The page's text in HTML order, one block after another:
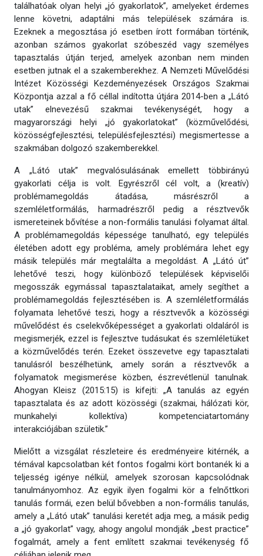
találhatóak olyan helyi „jó gyakorlatok”, amelyeket érdemes
lenne követni, adaptálni más települések számára is.
Ezeknek a megosztása jó esetben írott formában történik,
azonban számos gyakorlat szóbeszéd vagy személyes
tapasztalás útján terjed, amelyek azonban nem minden
esetben jutnak el a szakemberekhez. A Nemzeti Művelődési
Intézet Közösségi Kezdeményezések Országos Szakmai
Központja azzal a fő céllal indította útjára 2014-ben a „Látó
utak” elnevezésű szakmai tevékenységét, hogy a
magyarországi helyi „jó gyakorlatokat” (közművelődési,
közösségfejlesztési, településfejlesztési) megismertesse a
szakmában dolgozó szakemberekkel.
A „Látó utak” megvalósulásának emellett többirányú
gyakorlati célja is volt. Egyrészről cél volt, a (kreatív)
problémamegoldás átadása, másrészről a
szemléletformálás, harmadrészről pedig a résztvevők
ismereteinek bővítése a non-formális tanulási folyamat által.
A problémamegoldás képessége tanulható, egy település
életében adott egy probléma, amely problémára lehet egy
másik település már megtalálta a megoldást. A „Látó út”
lehetővé teszi, hogy különböző települések képviselői
megosszák egymással tapasztalataikat, amely segíthet a
problémamegoldás fejlesztésében is. A szemléletformálás
folyamata lehetővé teszi, hogy a résztvevők a közösségi
művelődést és cselekvőképességet a gyakorlati oldaláról is
megismerjék, ezzel is fejlesztve tudásukat és szemléletüket
a közművelődés terén. Ezeket összevetve egy tapasztalati
tanulásról beszélhetünk, amely során a résztvevők a
folyamatok megismerése közben, észrevétlenül tanulnak.
Ahogyan Kleisz (2015:15) is kifejti: „A tanulás az egyén
tapasztalata és az adott közösségi (szakmai, hálózati kör,
munkahelyi kollektíva) kompetenciatartomány
interakciójában születik.”
Mielőtt a vizsgálat részleteire és eredményeire kitérnék, a
témával kapcsolatban két fontos fogalmi kört bontanék ki a
teljesség igénye nélkül, amelyek szorosan kapcsolódnak
tanulmányomhoz. Az egyik ilyen fogalmi kör a felnőttkori
tanulás formái, ezen belül bővebben a non-formális tanulás,
amely a „Látó utak” tanulási keretét adja meg, a másik pedig
a „jó gyakorlat” vagy, ahogy angolul mondják „best practice”
fogalmát, amely a fent említett szakmai tevékenység fő